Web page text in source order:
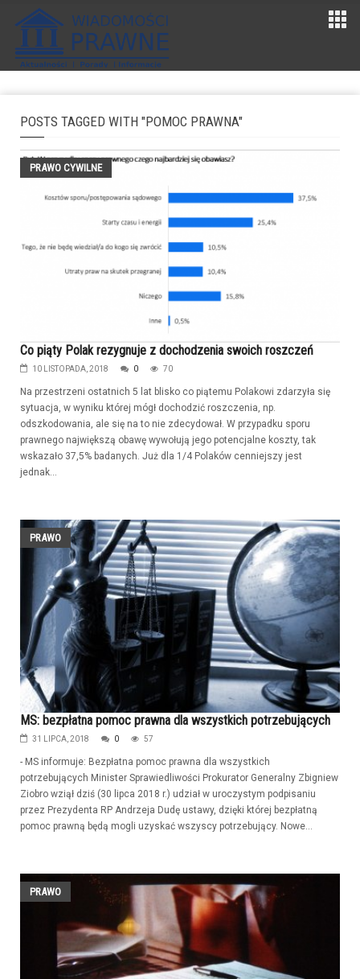
POSTS TAGGED WITH "POMOC PRAWNA"
PRAWO CYWILNE
Co piąty Polak rezygnuje z dochodzenia swoich roszczeń
10 LISTOPADA, 2018 0 70
Na przestrzeni ostatnich 5 lat blisko co piątemu Polakowi zdarzyła się
sytuacja, w wyniku której mógł dochodzić roszczenia, np.
odszkodowania, ale się na to nie zdecydował. W przypadku sporu
prawnego największą obawę wywołują jego potencjalne koszty, tak
wskazało 37,5% badanych. Już dla 1/4 Polaków cenniejszy jest
jednak...
PRAWO
MS: bezpłatna pomoc prawna dla wszystkich potrzebujących
31 LIPCA, 2018 0 57
- MS informuje: Bezpłatna pomoc prawna dla wszystkich
potrzebujących Minister Sprawiedliwości Prokurator Generalny Zbigniew
Ziobro wziął dziś (30 lipca 2018 r.) udział w uroczystym podpisaniu
przez Prezydenta RP Andrzeja Dudę ustawy, dzięki której bezpłatną
pomoc prawną będą mogli uzyskać wszyscy potrzebujący. Nowe...
PRAWO